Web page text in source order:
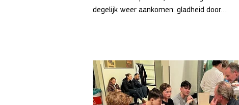
degelijk weer aankomen: gladheid door